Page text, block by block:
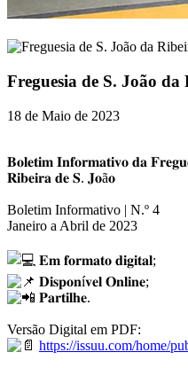
Freguesia de S. João
18 de Maio de 2023
𝐁𝐨𝐥𝐞𝐭𝐢𝐦 𝐈𝐧𝐟𝐨𝐫𝐦𝐚𝐭𝐢𝐯𝐨 𝐝𝐚
𝐑𝐢𝐛𝐞𝐢𝐫𝐚 𝐝𝐞 𝐒. 𝐉𝐨ã𝐨
Boletim Informativo | N.º 4
Janeiro a Abril de 2023
𝐄𝐦 𝐟𝐨𝐫𝐦𝐚𝐭𝐨 𝐝𝐢𝐠𝐢𝐭𝐚𝐥;
𝐃𝐢𝐬𝐩𝐨𝐧í𝐯𝐞𝐥 𝐎𝐧𝐥𝐢𝐧𝐞;
𝐏𝐚𝐫𝐭𝐢𝐥𝐡𝐞.
Versão Digital em PDF:
https://issuu.com/home/